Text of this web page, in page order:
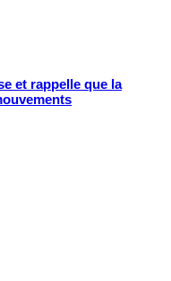
et rappelle que la